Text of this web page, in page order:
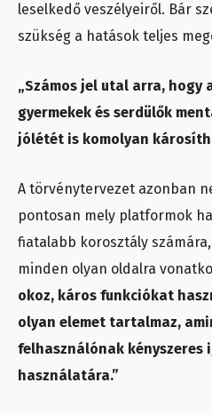
leselkedő veszélyeiről. Bár
szükség a hatások teljes
„Számos jel utal arra, hogy
gyermekek és serdülők
jólétét is komolyan
A törvénytervezet azonban
pontosan mely platformok
fiatalabb korosztály
minden olyan oldalra
okoz, káros funkciókat
olyan elemet tartalmaz,
felhasználónak kényszeres
használatára.”